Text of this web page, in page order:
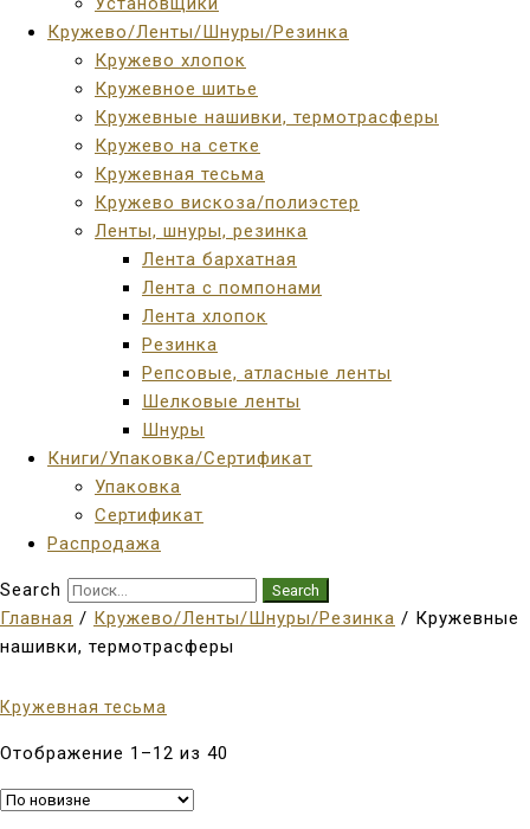
Кружево/Ленты/Шнуры/Резинка
Кружево хлопок
Кружевное шитье
Кружевные нашивки, термотрасферы
Кружево на сетке
Кружевная тесьма
Кружево вискоза/полиэстер
Ленты, шнуры, резинка
Лента бархатная
Лента с помпонами
Лента хлопок
Резинка
Репсовые, атласные ленты
Шелковые ленты
Шнуры
Книги/Упаковка/Сертификат
Упаковка
Сертификат
Распродажа
Search Search
Главная / Кружево/Ленты/Шнуры/Резинка / Кружевные
нашивки, термотрасферы
Кружевная тесьма
Отображение 1–12 из 40